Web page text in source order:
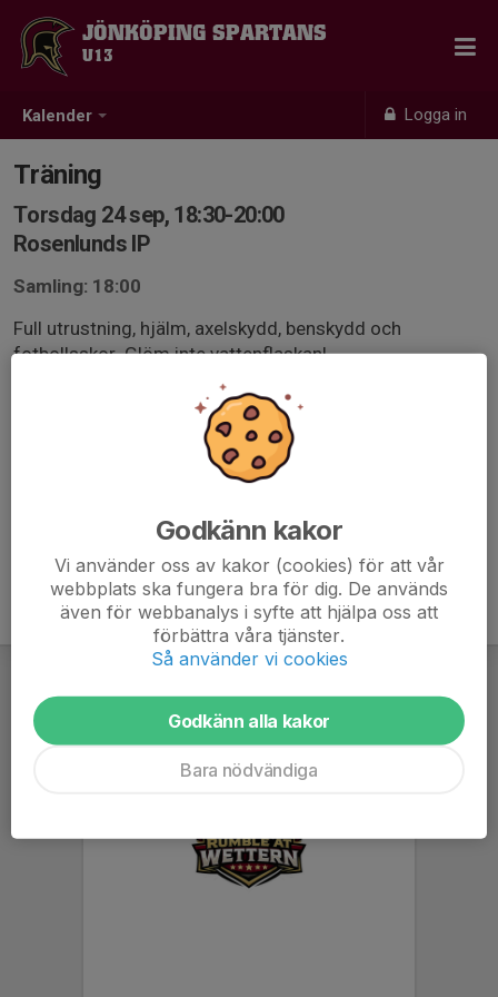
Kalender Logga in
JÖNKÖPING SPARTANS
U13
Träning
Torsdag 24 sep, 18:30-20:00
Rosenlunds IP
Samling: 18:00
Full utrustning, hjälm, axelskydd, benskydd och
fotbollsskor. Glöm inte vattenflaskan!
Godkänn kakor
Vi använder oss av kakor (cookies) för att vår
webbplats ska fungera bra för dig. De används
även för webbanalys i syfte att hjälpa oss att
förbättra våra tjänster.
Så använder vi cookies
Godkänn alla kakor
Bara nödvändiga